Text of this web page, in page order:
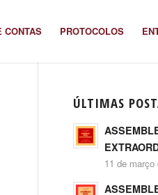
CONTAS PROTOCOLOS
ÚLTIMAS
11 de março